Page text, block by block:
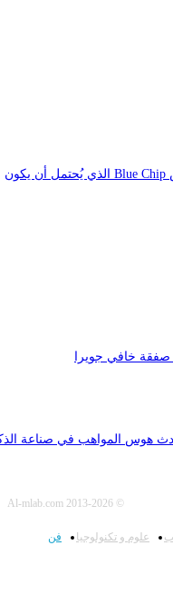
مكتب التحقيقات الفيدرالي يبحث في معرض Blue Chip الذي يُحتمل أن يكون
في صناعة الذكاء
تكنولوجيا
فن